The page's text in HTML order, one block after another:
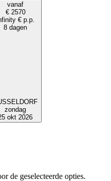
vanaf
€ 2570
€ p.p.
8 dagen
zondag
okt 2026
de geselecteerde opties.